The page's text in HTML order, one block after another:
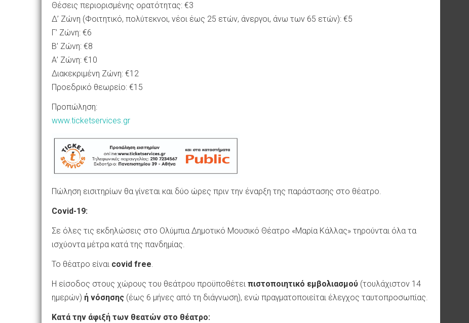
Θέσεις περιορισμένης ορατότητας: €3
Δ’ Ζώνη (Φοιτητικό, πολύτεκνοι, νέοι έως 25 ετών, άνεργοι, άνω των 65 ετών): €5
Γ’ Ζώνη: €6
Β’ Ζώνη: €8
Α’ Ζώνη: €10
Διακεκριμένη Ζώνη: €12
Προεδρικό θεωρείο: €15
Προπώληση:
www.ticketservices.gr
Πώληση εισιτηρίων θα γίνεται και δύο ώρες πριν την έναρξη της παράστασης στο θέατρο.
Covid-19:
Σε όλες τις εκδηλώσεις στο Ολύμπια Δημοτικό Μουσικό Θέατρο «Μαρία Κάλλας» τηρούνται όλα τα
ισχύοντα μέτρα κατά της πανδημίας.
Το θέατρο είναι covid free.
Η είσοδος στους χώρους του θεάτρου προϋποθέτει πιστοποιητικό εμβολιασμού (τουλάχιστον 14
ημερών) ή νόσησης (έως 6 μήνες από τη διάγνωση), ενώ πραγματοποιείται έλεγχος ταυτοπροσωπίας.
Κατά την άφιξή των θεατών στο θέατρο: